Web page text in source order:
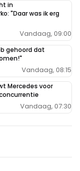
in
"Daar was ik erg
Vandaag, 09:00
gehoord dat
Vandaag, 08:15
Mercedes voor
Vandaag, 07:30